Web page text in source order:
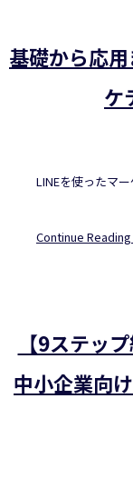
基礎から応
ケ
LINEを使ったマ
Continue
【9ステッ
中小企業向